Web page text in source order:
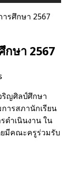
รศึกษา 2567
กษา 2567
ริญศิลป์ศึกษา
ารสภานักเรียน
ดำเนินงาน ใน
ยมีคณะครูร่วมรับ